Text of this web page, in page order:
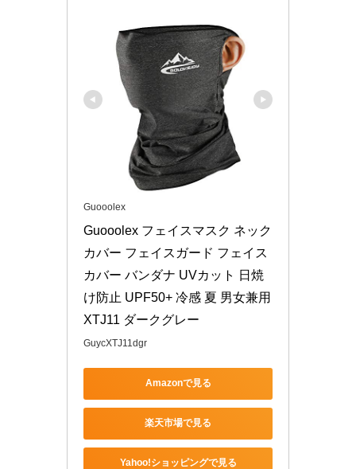
Guooolex
Guooolex フェイスマスク ネック
カバー フェイスガード フェイス
カバー バンダナ UVカット 日焼
け防止 UPF50+ 冷感 夏 男女兼用
XTJ11 ダークグレー
GuycXTJ11dgr
Amazonで見る
楽天市場で見る
Yahoo!ショッピングで見る